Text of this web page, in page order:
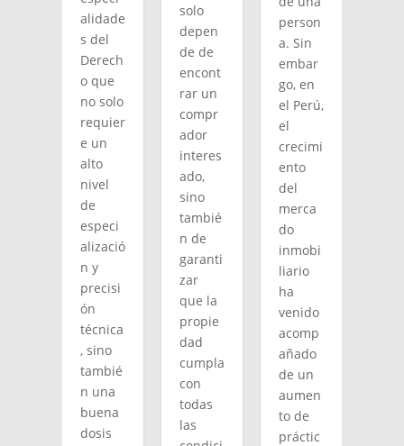
alidade
s del
Derech
o que
no solo
requier
e un
alto
nivel
de
especi
alizació
n y
precisi
ón
técnica
, sino
tambié
n una
buena
dosis
solo
depen
de de
encont
rar un
compr
ador
interes
ado,
sino
tambié
n de
garanti
zar
que la
propie
dad
cumpla
con
todas
las
person
a. Sin
embar
go, en
el Perú,
el
crecimi
ento
del
merca
do
inmobi
liario
ha
venido
acomp
añado
de un
aumen
to de
práctic